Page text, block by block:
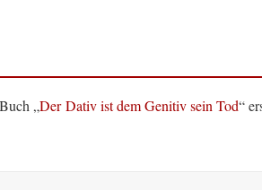
„Der Dativ ist dem Genitiv sein Tod“